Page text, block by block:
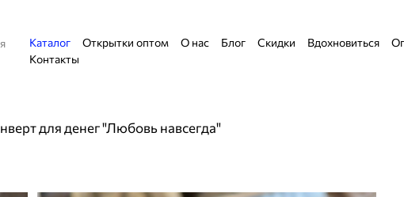
Каталог Открытки оптом О нас Блог Скидки Вдохновиться
Контакты
для денег "Любовь навсегда"